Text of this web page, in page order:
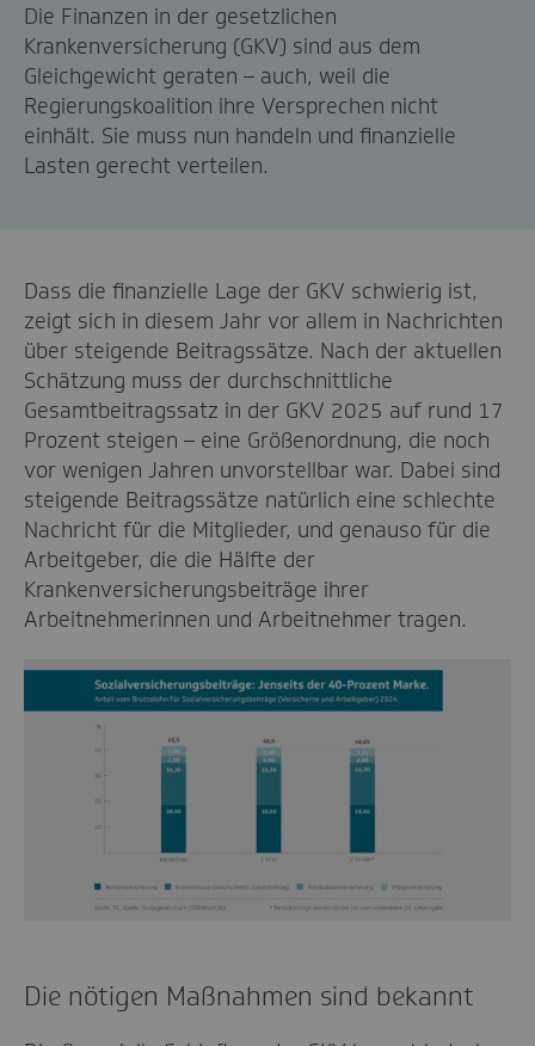
Die Finanzen in der gesetzlichen
Krankenversicherung (GKV) sind aus dem
Gleichgewicht geraten – auch, weil die
Regierungskoalition ihre Versprechen nicht
einhält. Sie muss nun handeln und finanzielle
Lasten gerecht verteilen.
Dass die finanzielle Lage der GKV schwierig ist,
zeigt sich in diesem Jahr vor allem in Nachrichten
über steigende Beitragssätze. Nach der aktuellen
Schätzung muss der durchschnittliche
Gesamtbeitragssatz in der GKV 2025 auf rund 17
Prozent steigen – eine Größenordnung, die noch
vor wenigen Jahren unvorstellbar war. Dabei sind
steigende Beitragssätze natürlich eine schlechte
Nachricht für die Mitglieder, und genauso für die
Arbeitgeber, die die Hälfte der
Krankenversicherungsbeiträge ihrer
Arbeitnehmerinnen und Arbeitnehmer tragen.
Die nötigen Maßnahmen sind bekannt